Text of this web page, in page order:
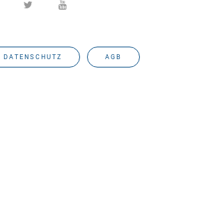
DATENSCHUTZ AGB